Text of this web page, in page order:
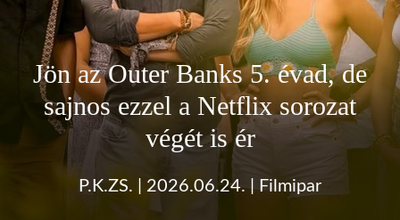
Jön az Outer Banks 5. évad, de
sajnos ezzel a Netflix sorozat
végét is ér
P.K.ZS. 2026.06.24.| Filmipar